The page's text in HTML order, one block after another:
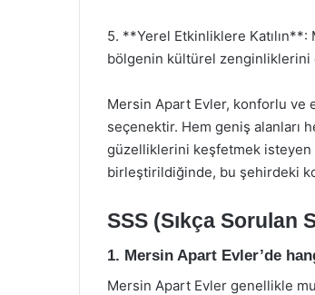
5. **Yerel Etkinliklere
bölgenin kültürel zenginliklerini
Mersin Apart Evler, konforlu ve
seçenektir. Hem geniş alanları
güzelliklerini keşfetmek
birleştirildiğinde, bu şehirdeki
SSS (Sıkça Sorulan
1. Mersin Apart Evler’de
Mersin Apart Evler genellikle